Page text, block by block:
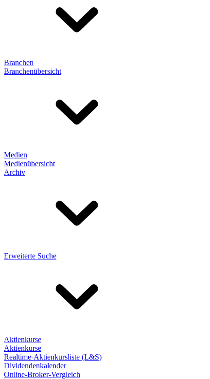
Branchen
Branchenübersicht
Medien
Medienübersicht
Archiv
Erweiterte Suche
Aktienkurse
Aktienkurse
Realtime-Aktienkursliste (L&S)
Dividendenkalender
Online-Broker-Vergleich